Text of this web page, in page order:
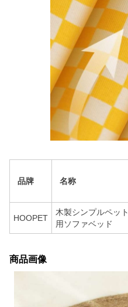
品牌 名称
HOOPET
木製シンプルペット
用ソファベッド
商品画像